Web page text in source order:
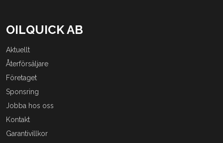
OILQUICK AB
Aktuellt
Återförsäljare
Företaget
Sponsring
Jobba hos oss
Kontakt
Garantivillkor